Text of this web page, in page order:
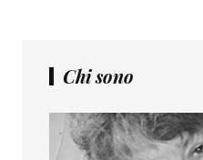
Chi sono